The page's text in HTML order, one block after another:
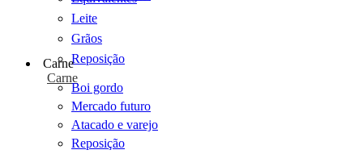
Leite
Grãos
Reposição
Carne
Carne
Boi gordo
Mercado futuro
Atacado e varejo
Reposição